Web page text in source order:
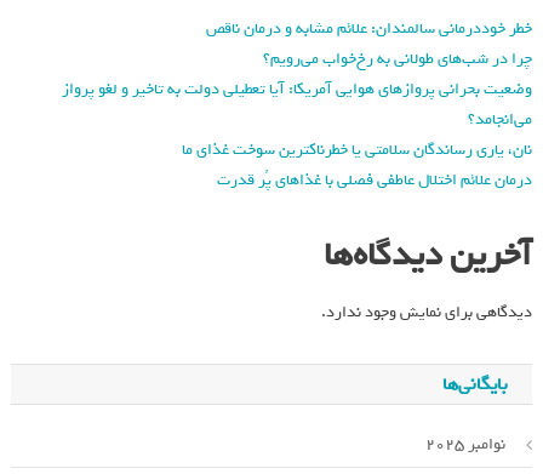
خطر خوددرمانی سالمندان: علائم مشابه و درمان ناقص
چرا در شب‌های طولانی به رخ‌خواب می‌رویم؟
وضعیت بحرانی پروازهای هوایی آمریکا: آیا تعطیلی دولت به تاخیر و لغو پرواز
می‌انجامد؟
نان، یاری رساندگان سلامتی یا خطرناکترین سوخت غذای ما
درمان علائم اختلال عاطفی فصلی با غذاهای پُر قدرت
آخرین دیدگاه‌ها
دیدگاهی برای نمایش وجود ندارد.
بایگانی‌ها
نوامبر 2025